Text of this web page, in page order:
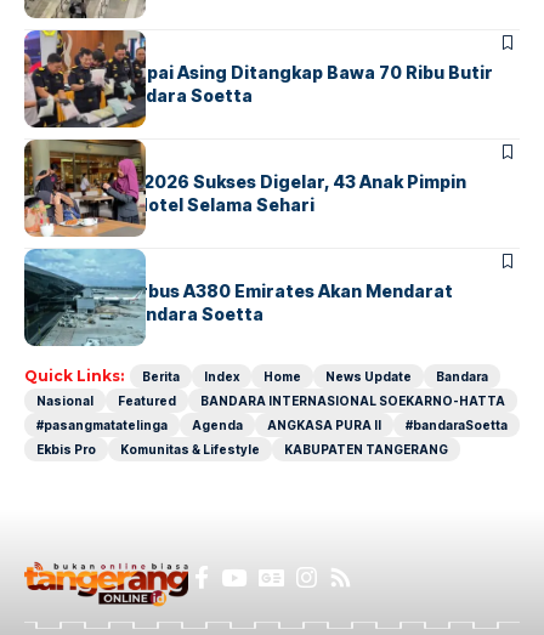
BANDARA BERITA
Kopilot Maskapai Asing Ditangkap Bawa 70 Ribu Butir
Ekstasi di Bandara Soetta
BERITAINDEX
GM For A Day 2026 Sukses Digelar, 43 Anak Pimpin
Operasional Hotel Selama Sehari
BANDARA BERITA
8 Agustus, Airbus A380 Emirates Akan Mendarat
Perdana di Bandara Soetta
Quick Links: Berita Index Home News Update
Bandara
Nasional
Featured
BANDARA INTERNASIONAL SOEKARNO-HATTA
#pasangmatatelinga
Agenda ANGKASA PURA II
#bandaraSoetta
Ekbis Pro
Komunitas & Lifestyle KABUPATEN TANGERANG